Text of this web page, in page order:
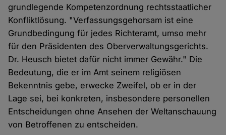
grundlegende Kompetenzordnung rechtsstaatlicher
Konfliktlösung. "Verfassungsgehorsam ist eine
Grundbedingung für jedes Richteramt, umso mehr
für den Präsidenten des Oberverwaltungsgerichts.
Dr. Heusch bietet dafür nicht immer Gewähr." Die
Bedeutung, die er im Amt seinem religiösen
Bekenntnis gebe, erwecke Zweifel, ob er in der
Lage sei, bei konkreten, insbesondere personellen
Entscheidungen ohne Ansehen der Weltanschauung
von Betroffenen zu entscheiden.